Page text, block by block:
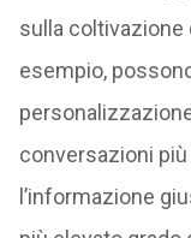
sulla coltivazione
esempio,
conversazioni
l’informazione